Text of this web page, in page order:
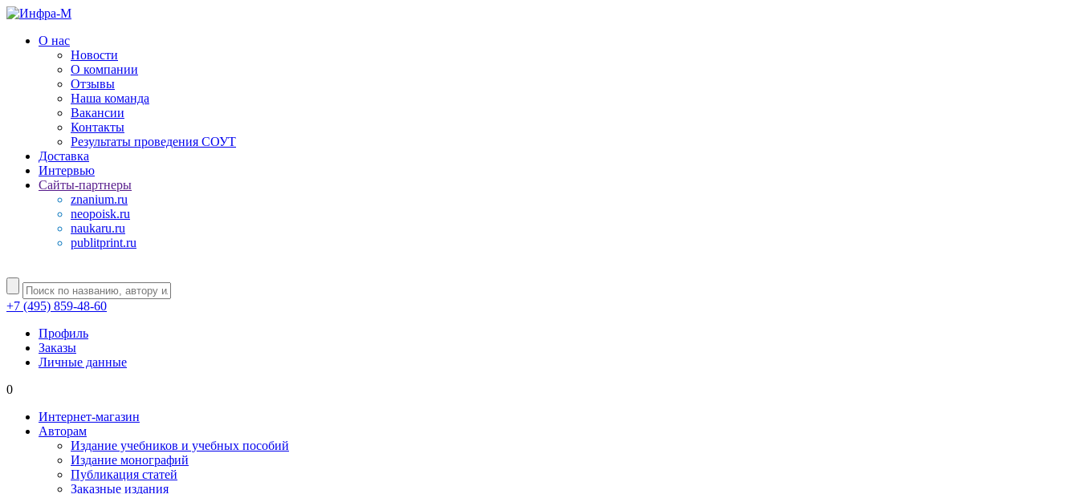
О нас
Новости
О компании
Отзывы
Наша команда
Вакансии
Контакты
Результаты проведения СОУТ
Доставка
Интервью
Сайты-партнеры
znanium.ru
neopoisk.ru
naukaru.ru
publitprint.ru
+7 (495) 859-48-60
Профиль
Заказы
Личные данные
0
Интернет-магазин
Авторам
Издание учебников и учебных пособий
Издание монографий
Публикация статей
Заказные издания